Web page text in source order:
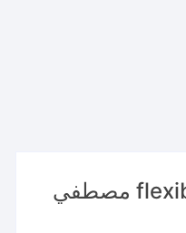
فلكسبل 11 مللي flexible مصطفي